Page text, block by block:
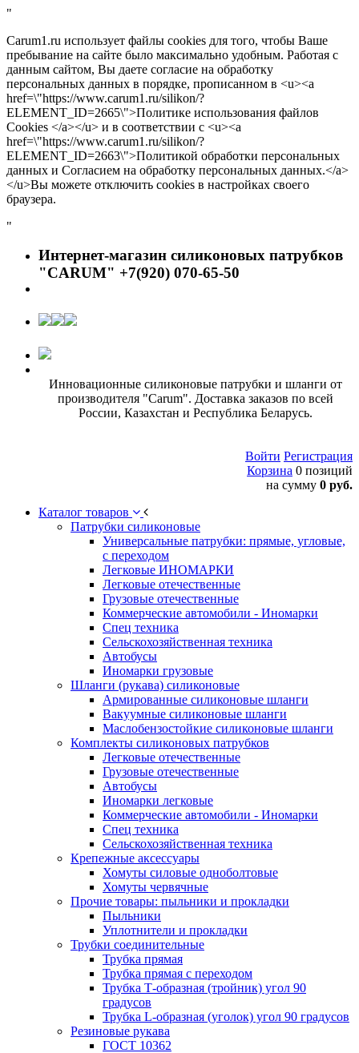
"
Carum1.ru использует файлы cookies для того, чтобы Ваше
пребывание на сайте было максимально удобным. Работая с
данным сайтом, Вы даете согласие на обработку
персональных данных в порядке, прописанном в <u><a
href=\"https://www.carum1.ru/silikon/?
ELEMENT_ID=2665\">Политике использования файлов
Cookies </a></u> и в соответствии с <u><a
href=\"https://www.carum1.ru/silikon/?
ELEMENT_ID=2663\">Политикой обработки персональных
данных и Согласием на обработку персональных данных.</a>
</u>Вы можете отключить cookies в настройках своего
браузера.
"
Интернет-магазин силиконовых патрубков
"CARUM" +7(920) 070-65-50
Инновационные силиконовые патрубки и шланги от
производителя "Carum". Доставка заказов по всей
России, Казахстан и Республика Беларусь.
Войти Регистрация
Корзина 0 позиций
на сумму 0 руб.
Каталог товаров
Патрубки силиконовые
Универсальные патрубки: прямые, угловые,
с переходом
Легковые ИНОМАРКИ
Легковые отечественные
Грузовые отечественные
Коммерческие автомобили - Иномарки
Спец техника
Сельскохозяйственная техника
Автобусы
Иномарки грузовые
Шланги (рукава) силиконовые
Армированные силиконовые шланги
Вакуумные силиконовые шланги
Маслобензостойкие силиконовые шланги
Комплекты силиконовых патрубков
Легковые отечественные
Грузовые отечественные
Автобусы
Иномарки легковые
Коммерческие автомобили - Иномарки
Спец техника
Сельскохозяйственная техника
Крепежные аксессуары
Хомуты силовые одноболтовые
Хомуты червячные
Прочие товары: пыльники и прокладки
Пыльники
Уплотнители и прокладки
Трубки соединительные
Трубка прямая
Трубка прямая с переходом
Трубка Т-образная (тройник) угол 90
градусов
Трубка L-образная (уголок) угол 90 градусов
Резиновые рукава
ГОСТ 10362